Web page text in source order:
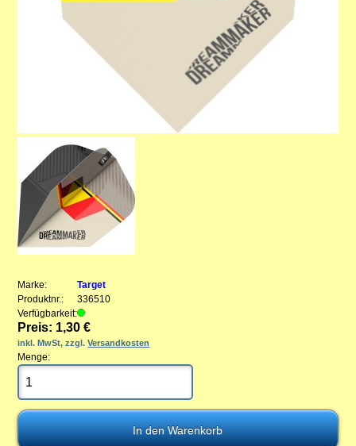
Marke:
Target
Produktnr.:
336510
Verfügbarkeit:
Preis: 1,30 €
inkl. MwSt, zzgl.Versandkosten
Menge: